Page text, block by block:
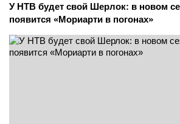
У НТВ будет свой Шерлок: в новом
появится «Мориарти в погонах»